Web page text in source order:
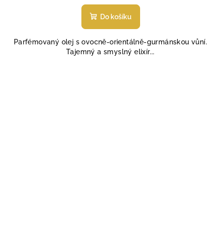
hodnocení
produktu
z
5
Do košíku
Parfémovaný olej s ovocně-orientálně-gurmánskou vůní.
Tajemný a smyslný elixír...